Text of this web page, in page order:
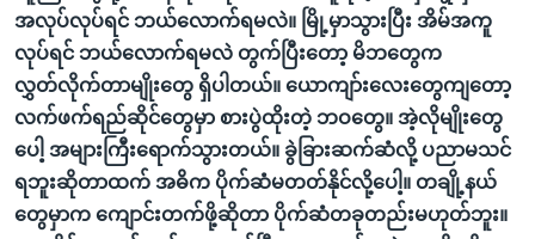
အလုပ်လုပ်ရင် ဘယ်လောက်ရမလဲ။ မြို့မှာသွားပြီး အိမ်အကူ
လုပ်ရင် ဘယ်လောက်ရမလဲ တွက်ပြီးတော့ မိဘတွေက
လွှတ်လိုက်တာမျိုးတွေ ရှိပါတယ်။ ယောကျာ်းလေးတွေကျတော့
လက်ဖက်ရည်ဆိုင်တွေမှာ စားပွဲထိုးတဲ့ ဘဝတွေ။ အဲ့လိုမျိုးတွေ
ပေါ့ အများကြီးရောက်သွားတယ်။ ခွဲခြားဆက်ဆံလို့ ပညာမသင်
ရဘူးဆိုတာထက် အဓိက ပိုက်ဆံမတတ်နိုင်လို့ပေါ့။ တချို့နယ်
တွေမှာက ကျောင်းတက်ဖို့ဆိုတာ ပိုက်ဆံတခုတည်းမဟုတ်ဘူး။